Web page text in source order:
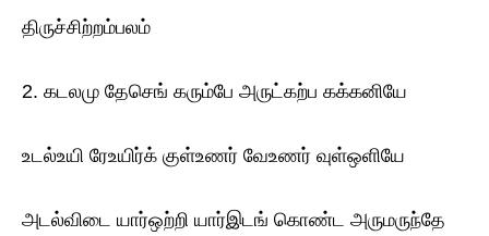
திருச்சிற்றம்பலம்
2. கடலமு தேசெங் கரும்பே அருட்கற்ப கக்கனியே
உடல்உயி ரேஉயிர்க் குள்உணர் வேஉணர் வுள்ஒளியே
அடல்விடை யார்ஒற்றி யார்இடங் கொண்ட அருமருந்தே